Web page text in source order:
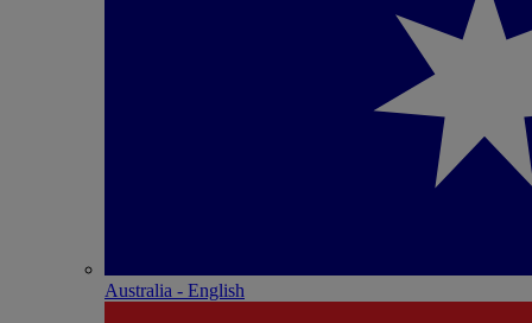
Australia - English